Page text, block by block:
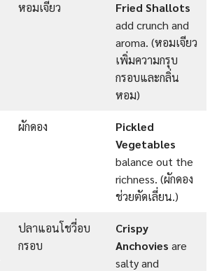
หอมเจียว
Fried Shallots
add crunch and
aroma. (หอมเจียว
เพิ่มความกรุบ
กรอบและกลิ่น
หอม)
ผักดอง
Pickled
Vegetables
balance out the
richness. (ผักดอง
ช่วยตัดเลี่ยน.)
ปลาแอนโชวี่อบ
กรอบ
Crispy
Anchovies are
salty and